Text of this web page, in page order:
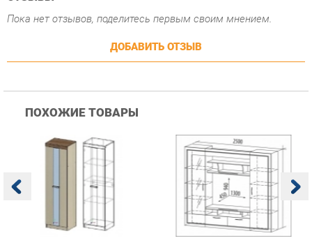
ПОХОЖИЕ ТОВАРЫ
Купить
Гостиная Стиль
Атлантида-2 Венге-дуб
25 223 ₽ Купить
Гостиная Витра
Симфония 7.10
55 482 ₽
info@case-ekb.ru